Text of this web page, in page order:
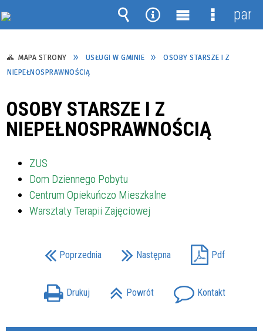
MAPA STRONY USŁUGI W GMINIE
OSOBY STARSZE I Z
NIEPEŁNOSPRAWNOŚCIĄ
OSOBY STARSZE I Z
NIEPEŁNOSPRAWNOŚCIĄ
ZUS
Dom Dziennego Pobytu
Centrum Opiekuńczo Mieszkalne
Warsztaty Terapii Zajęciowej
Poprzednia Następna Pdf
Drukuj Powrót Kontakt
Wyszukiwarka
Narzędzia
MenuMenu